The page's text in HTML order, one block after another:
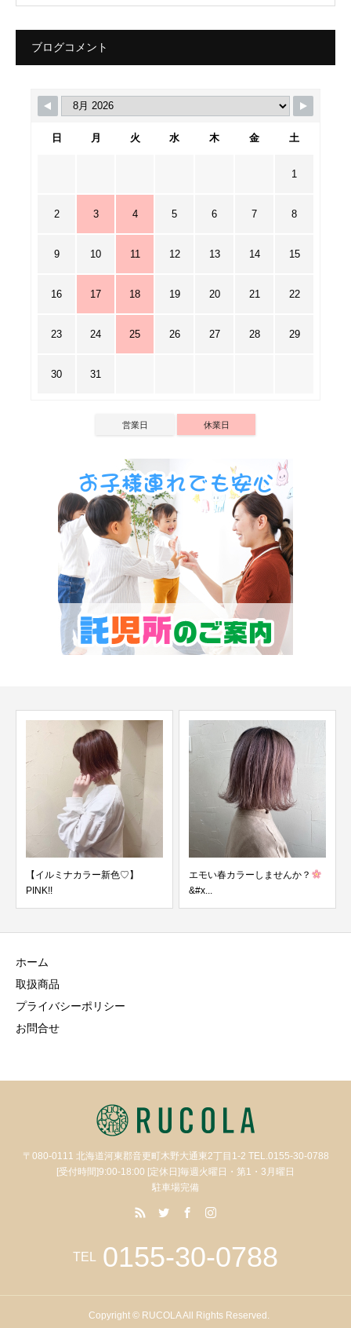
ブログコメント
日 月 火 水 木 金 土
1
2 3 4 5 6 7 8
9 10 11 12 13 14 15
16 17 18 19 20 21 22
23 24 25 26 27 28 29
30 31
営業日 休業日
【イルミナカラー新色♡】
PINK!!
エモい春カラーしませんか？
ホーム
取扱商品
プライバシーポリシー
お問合せ
〒080-0111 北海道河東郡音更町木野大通東2丁目1-2 TEL.0155-30-0788
[受付時間]9:00-18:00 [定休日]毎週火曜日・第1・3月曜日
駐車場完備
TEL 0155-30-0788
Copyright © RUCOLA All Rights Reserved.